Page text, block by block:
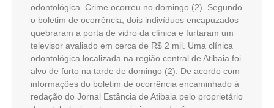
odontológica. Crime ocorreu no domingo (2). Segundo
o boletim de ocorrência, dois indivíduos encapuzados
quebraram a porta de vidro da clínica e furtaram um
televisor avaliado em cerca de R$ 2 mil. Uma clínica
odontológica localizada na região central de Atibaia foi
alvo de furto na tarde de domingo (2). De acordo com
informações do boletim de ocorrência encaminhado à
redação do Jornal Estância de Atibaia pelo proprietário